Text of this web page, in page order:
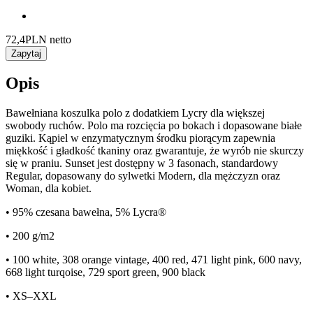
72,4PLN netto
Zapytaj
Opis
Bawełniana koszulka polo z dodatkiem Lycry dla większej
swobody ruchów. Polo ma rozcięcia po bokach i dopasowane białe
guziki. Kąpiel w enzymatycznym środku piorącym zapewnia
miękkość i gładkość tkaniny oraz gwarantuje, że wyrób nie skurczy
się w praniu. Sunset jest dostępny w 3 fasonach, standardowy
Regular, dopasowany do sylwetki Modern, dla mężczyzn oraz
Woman, dla kobiet.
• 95% czesana bawełna, 5% Lycra®
• 200 g/m2
• 100 white, 308 orange vintage, 400 red, 471 light pink, 600 navy,
668 light turqoise, 729 sport green, 900 black
• XS–XXL